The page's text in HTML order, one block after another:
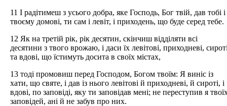
11 І радітимеш з усього добра, яке Господь, Бог твій, дав тобі і
твоєму домові, ти сам і левіт, і приходень, що буде серед тебе.
12 Як на третій рік, рік десятин, скінчиш відділяти всі
десятини з твого врожаю, і даси їх левітові, приходневі,
та вдові, що їстимуть досита в своїх містах,
13 тоді промовиш перед Господом, Богом твоїм: Я виніс із
хати, що святе, і дав із нього левітові й приходневі, й сироті, і
вдові, по заповіді, яку ти заповідав мені; не переступив я
заповідей, ані й не забув про них.